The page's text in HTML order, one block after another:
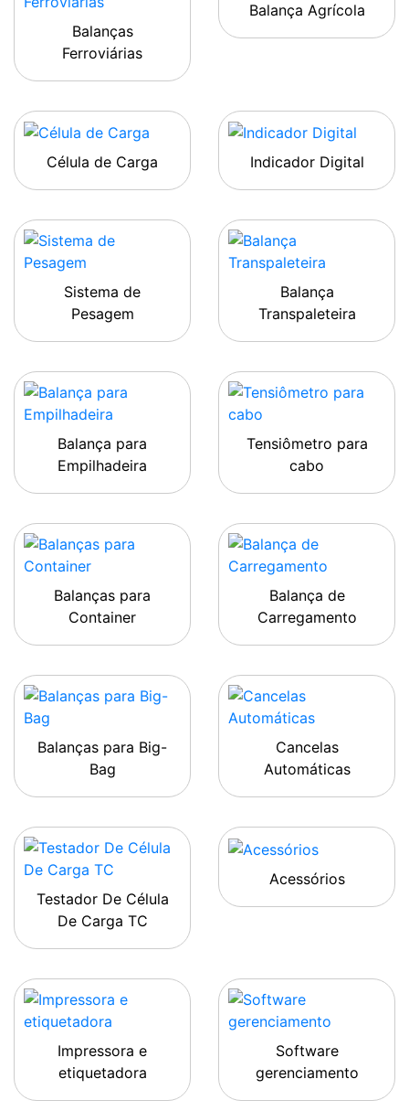
Balanças
Ferroviárias
Balança Agrícola
Célula de Carga Indicador Digital
Sistema de
Pesagem
Balança
Transpaleteira
Balança para
Empilhadeira
Tensiômetro para
cabo
Balanças para
Container
Balança de
Carregamento
Balanças para Big-
Bag
Cancelas
Automáticas
Testador De Célula
De Carga TC
Acessórios
Impressora e
etiquetadora
Software
gerenciamento